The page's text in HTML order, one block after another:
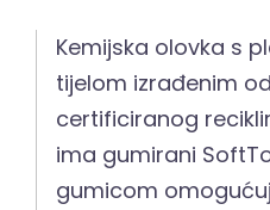
Kemijska olovka s
tijelom izrađenim od
certificiranog
ima gumirani
gumicom